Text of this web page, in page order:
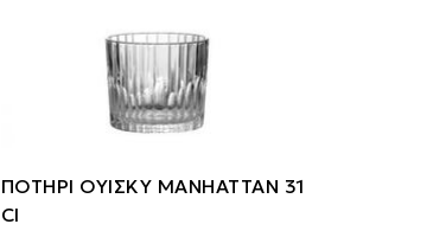
ΠΟΤΗΡΙ ΟΥΙΣΚΥ MANHATTAN 31
Cl